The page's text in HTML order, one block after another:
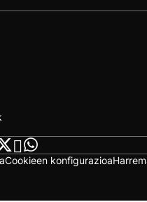
Cookieen konfigurazioa